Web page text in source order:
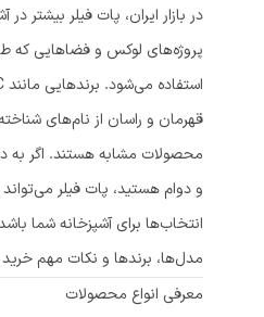
در بازار ایران، پات فیلر بیشتر
پروژه‌های لوکس و فضاهایی که
قهرمان و راسان از نام‌های
محصولات مشابه هستند. اگر به
و دوام هستید، پات فیلر
انتخاب‌ها برای آشپزخانه شما
مدل‌ها، برندها و نکات مهم خرید
معرفی انواع محصولات